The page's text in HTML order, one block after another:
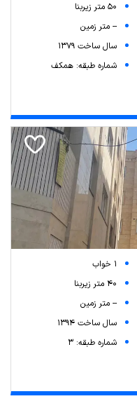
50 متر زیربنا
-- متر زمین
سال ساخت 1379
شماره طبقه: همکف
1 خواب
40 متر زیربنا
-- متر زمین
سال ساخت 1394
شماره طبقه: 3